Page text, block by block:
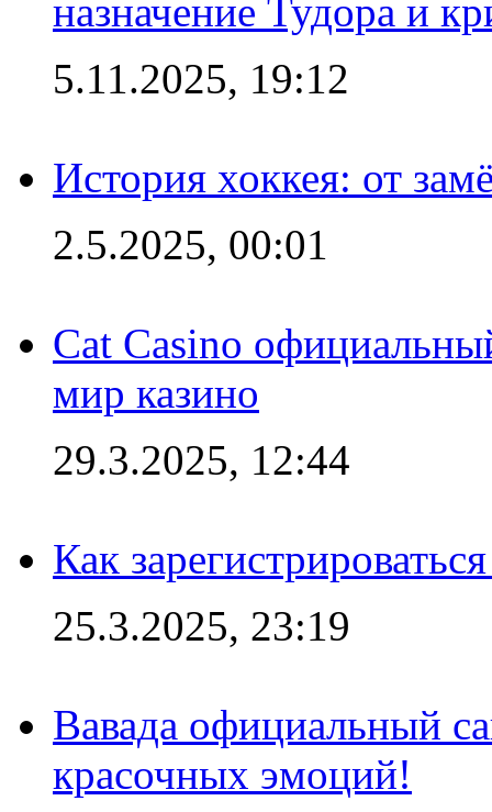
назначение Тудора и
5.11.2025, 19:12
История хоккея: от
2.5.2025, 00:01
Cat Casino
мир казино
29.3.2025, 12:44
Как
25.3.2025, 23:19
Вавада официальный
красочных эмоций!